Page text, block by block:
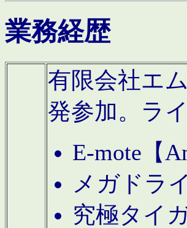
業務経歴
有限会社エ
発参加。ラ
E-mote【
メガドラ
究極タイ